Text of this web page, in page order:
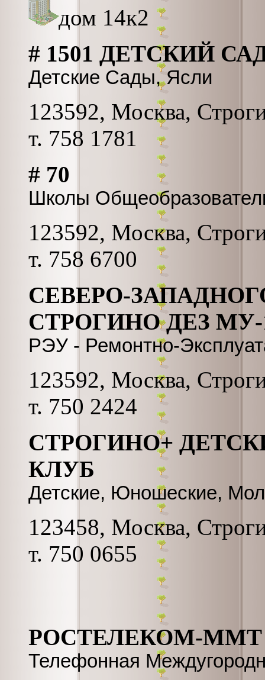
дом 14к2
# 1501 ДЕТСКИЙ
Детские Сады, Ясли
123592, Москва,
т. 758 1781
# 70
Школы
123592, Москва,
т. 758 6700
СЕВЕРО-
СТРОГИНО ДЕЗ МУ-
РЭУ - Ремонтно-
123592, Москва,
т. 750 2424
СТРОГИНО+
КЛУБ
Детские, Юношеские,
123458, Москва,
т. 750 0655
РОСТЕЛЕКОМ-
Телефонная